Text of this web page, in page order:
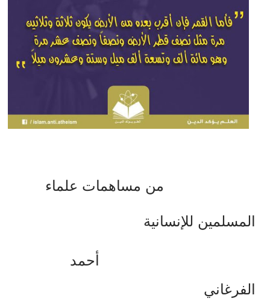
من مساهمات علماء
المسلمين للإنسانية
أحمد
الفرغاني